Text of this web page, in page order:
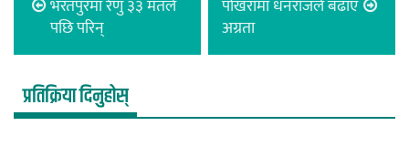
भरतपुरमा रेणु ३३ मतले
पछि परिन्
पोखरामा धनराजले बढाए
अग्रता
प्रतिक्रिया दिनुहोस्